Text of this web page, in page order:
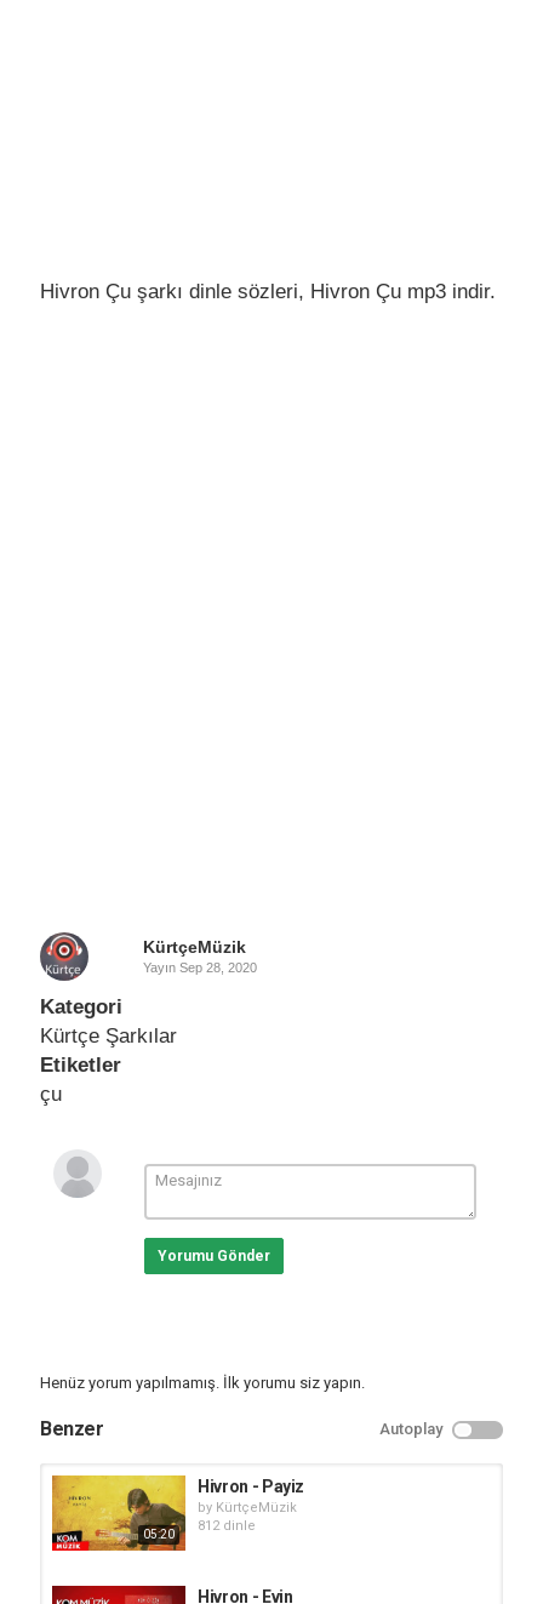
Hivron Çu şarkı dinle sözleri, Hivron Çu mp3 indir.
KürtçeMüzik
Yayın Sep 28, 2020
Kategori
Kürtçe Şarkılar
Etiketler
çu
Yorumu Gönder
Henüz yorum yapılmamış. İlk yorumu siz yapın.
Benzer Autoplay
05:20
Hivron - Payiz
by KürtçeMüzik
812 dinle
Hivron - Evin